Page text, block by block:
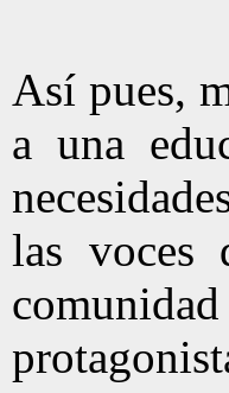
Así pues,
a una
las voces